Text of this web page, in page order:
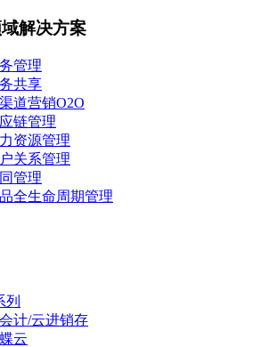
解决方案
管理
共享
道营销O2O
链管理
资源管理
关系管理
管理
全生命周期管理
列
计/云进销存
云